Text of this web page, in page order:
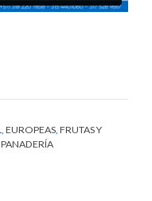
EUROPEAS FRUTAS Y
PANADERÍA